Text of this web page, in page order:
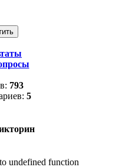
793
5
undefined function